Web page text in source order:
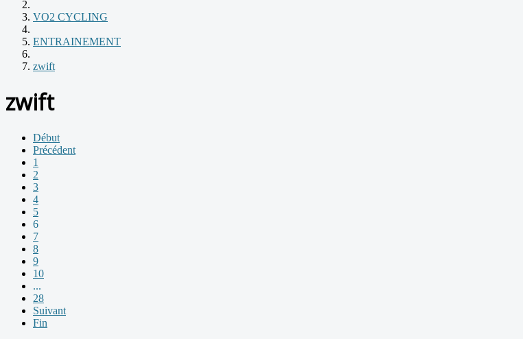
VO2 CYCLING
ENTRAINEMENT
zwift
zwift
Début
Précédent
1
2
3
4
5
6
7
8
9
10
...
28
Suivant
Fin